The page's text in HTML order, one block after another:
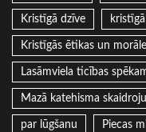
Kristīgā dzīve
Kristīgās ētikas un
Lasāmviela ticības
Mazā katehisma
par lūgšanu Piecas